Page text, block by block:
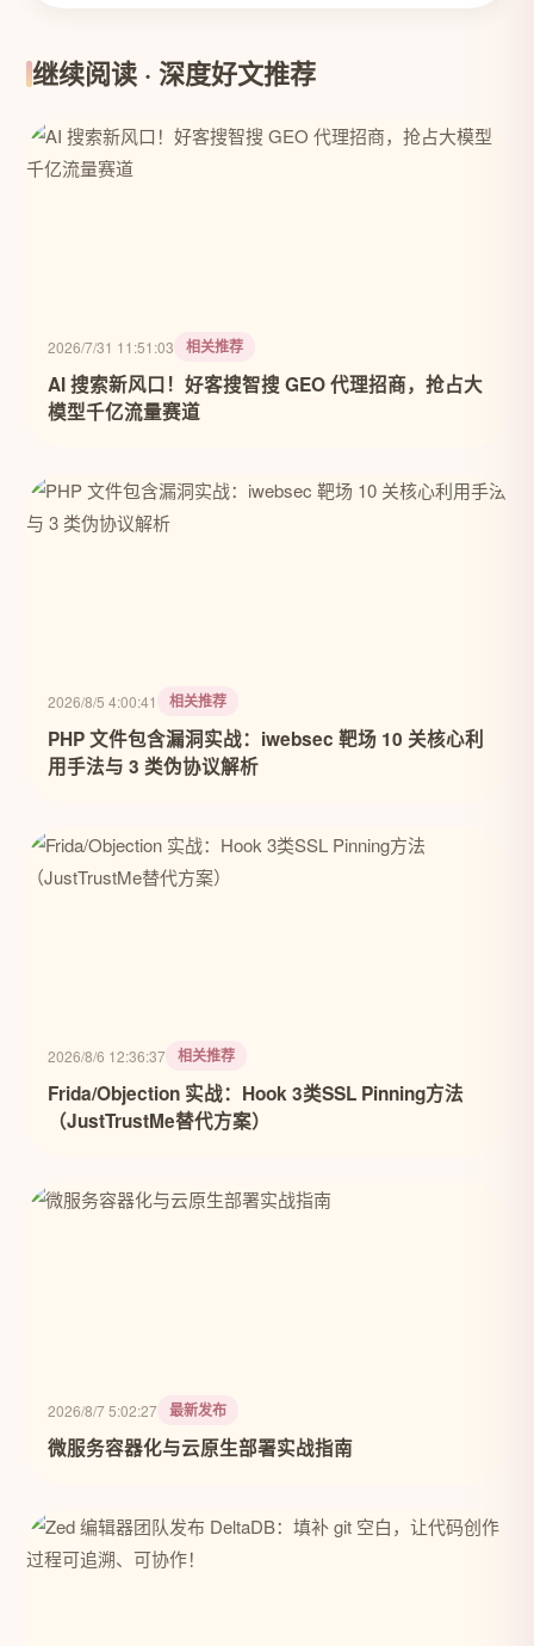
继续阅读 · 深度好文推荐
2026/7/31 11:51:03 相关推荐
AI 搜索新风口！好客搜智搜 GEO 代理招商，抢占大
模型千亿流量赛道
2026/8/5 4:00:41 相关推荐
PHP 文件包含漏洞实战：iwebsec 靶场 10 关核心利
用手法与 3 类伪协议解析
2026/8/6 12:36:37 相关推荐
Frida/Objection 实战：Hook 3类SSL Pinning方法
（JustTrustMe替代方案）
2026/8/7 5:02:27 最新发布
微服务容器化与云原生部署实战指南